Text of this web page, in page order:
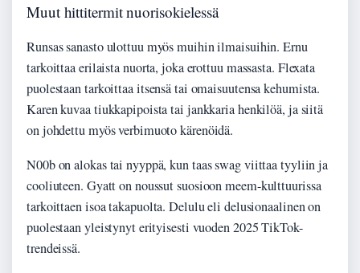
Muut hittitermit nuorisokielessä
Runsas sanasto ulottuu myös muihin ilmaisuihin. Ernu
tarkoittaa erilaista nuorta, joka erottuu massasta. Flexata
puolestaan tarkoittaa itsensä tai omaisuutensa kehumista.
Karen kuvaa tiukkapipoista tai jankkaria henkilöä, ja siitä
on johdettu myös verbimuoto kärenöidä.
N00b on alokas tai nyyppä, kun taas swag viittaa tyyliin ja
cooliuteen. Gyatt on noussut suosioon meem-kulttuurissa
tarkoittaen isoa takapuolta. Delulu eli delusionaalinen on
puolestaan yleistynyt erityisesti vuoden 2025 TikTok-
trendeissä.